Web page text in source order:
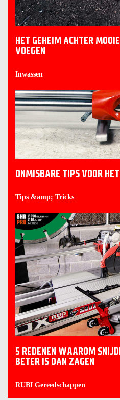
HET GEHEIM ACHTER
VOEGEN
Inwassen
ONMISBARE TIPS VOOR
Tips &amp; Tricks
5 REDENEN WAAROM
BETER IS DAN ZAGEN
RUBI Gereedschappen